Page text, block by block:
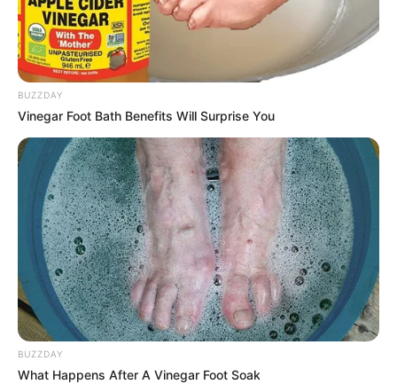
BUZZDAY
Vinegar Foot Bath Benefits Will Surprise You
BUZZDAY
What Happens After A Vinegar Foot Soak